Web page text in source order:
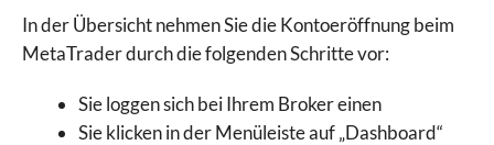
In der Übersicht nehmen Sie die Kontoeröffnung beim
MetaTrader durch die folgenden Schritte vor:
Sie loggen sich bei Ihrem Broker einen
Sie klicken in der Menüleiste auf „Dashboard“